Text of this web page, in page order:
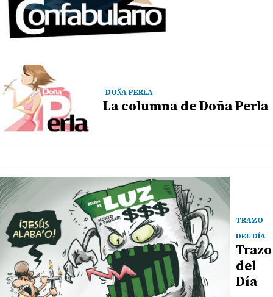
DOÑA PERLA
La columna de Doña Perla
TRAZO
DEL DÍA
Trazo
del
Día